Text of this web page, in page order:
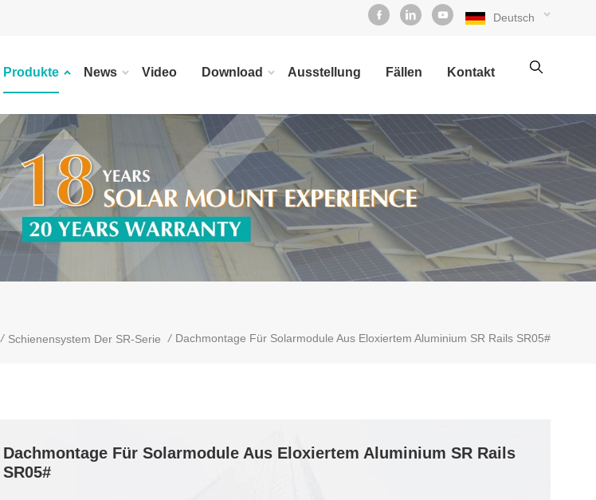
Deutsch
Produkte News Video Download Ausstellung Fällen Kontakt
/ Schienensystem Der SR-Serie / Dachmontage Für Solarmodule Aus Eloxiertem Aluminium SR Rails SR05#
Dachmontage Für Solarmodule Aus Eloxiertem Aluminium SR Rails
SR05#